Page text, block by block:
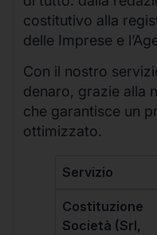
costitutivo alla
delle Imprese e
Con il nostro
denaro, grazie alla
che garantisce un
ottimizzato.
Servizio
Costituzione
Società (Srl,